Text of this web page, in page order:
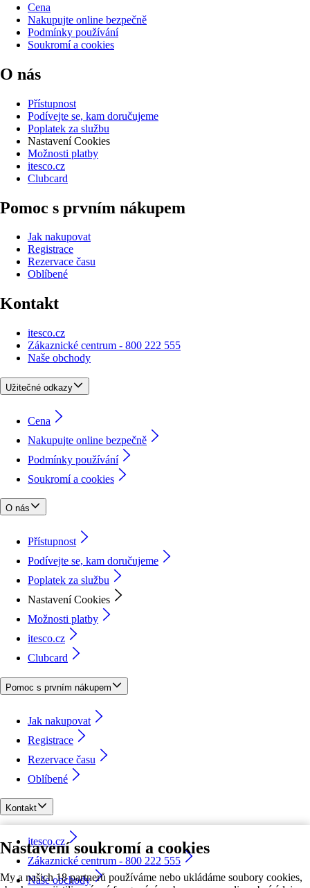
Nastavení soukromí a cookies
My a našich 18 partnerů používáme nebo ukládáme soubory cookies,
Cena
Nakupujte online bezpečně
Podmínky používání
Soukromí a cookies
O nás
Přístupnost
Podívejte se, kam doručujeme
Poplatek za službu
Nastavení Cookies
Možnosti platby
itesco.cz
Clubcard
Pomoc s prvním nákupem
Jak nakupovat
Registrace
Rezervace času
Oblíbené
Kontakt
itesco.cz
Zákaznické centrum - 800 222 555
Naše obchody
Užitečné odkazy
Cena
Nakupujte online bezpečně
Podmínky používání
Soukromí a cookies
O nás
Přístupnost
Podívejte se, kam doručujeme
Poplatek za službu
Nastavení Cookies
Možnosti platby
itesco.cz
Clubcard
Pomoc s prvním nákupem
Jak nakupovat
Registrace
Rezervace času
Oblíbené
Kontakt
itesco.cz
Zákaznické centrum - 800 222 555
Naše obchody